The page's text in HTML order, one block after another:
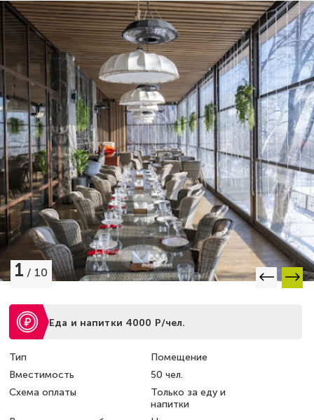
1 / 10
Еда и напитки 4000 Р/чел.
Тип
Помещение
Вместимость
50 чел.
Схема оплаты
Только за еду и
напитки